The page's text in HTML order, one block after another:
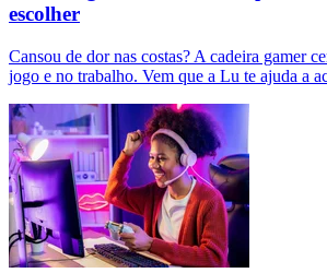
escolher
Cansou de dor nas costas? A cadeira gamer
jogo e no trabalho. Vem que a Lu te ajuda a